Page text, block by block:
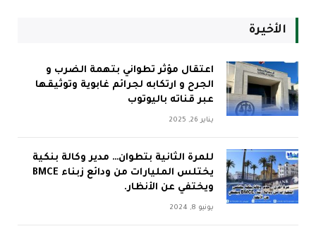
الأخيرة
اعتقال مؤثر تطواني بتهمة الضرب و
الجرح و ارتكابه لجرائم غابوية وتوثيقها
عبر قناته باليوتوب
يناير 26, 2025
للمرة الثانية بتطوان… مدير وكالة بنكية
يختلس المليارات من ودائع زبناء BMCE
ويختفي عن الأنظار.
يونيو 8, 2024